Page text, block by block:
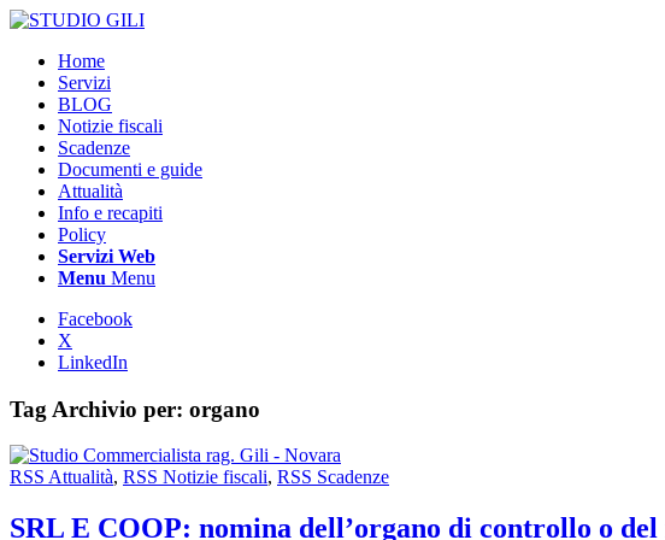
Home
Servizi
BLOG
Notizie fiscali
Scadenze
Documenti e guide
Attualità
Info e recapiti
Policy
Servizi Web
Menu Menu
Facebook
X
LinkedIn
Tag Archivio per: organo
RSS Attualità, RSS Notizie fiscali, RSS Scadenze
SRL E COOP: nomina dell’organo di controllo o